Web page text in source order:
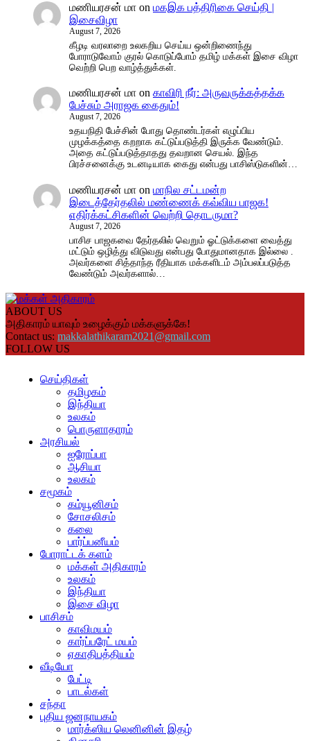
மணியரசன் மா on மகஇக பத்திரிகை செய்தி |
இசைவிழா
August 7, 2026
கீழடி வரலாறை உலகறிய செய்ய ஒன்றிணைந்து
போராடுவோம் குரல் கொடுப்போம் தமிழ் மக்கள் இசை விழா
வெற்றி பெற வாழ்த்துக்கள்.
மணியரசன் மா on காவிரி நீர்: அருவருக்கத்தக்க
பேச்சும் அராஜக கைதும்!
August 7, 2026
உதயநிதி பேச்சின் போது தொண்டர்கள் எழுப்பிய
முழக்கத்தை கறறாக கட்டுப்படுத்தி இருக்க வேண்டும்.
அதை கட்டுப்படுத்தாதது தவறான செயல். இந்த
பிரச்சனைக்கு உடனடியாக கைது என்பது பாசிஸ்டுகளின்…
மணியரசன் மா on மாநில சட்டமன்ற
இடைத்தேர்தலில் மண்ணைக் கவ்விய பாஜக!
எதிர்க்கட்சிகளின் வெற்றி தொடருமா?
August 7, 2026
பாசிச பாஜகவை தேர்தலில் வெறும் ஓட்டுக்களை வைத்து
மட்டும் ஒழித்து விடுவது என்பது போதுமானதாக இல்லை .
அவர்களை சித்தாந்த ரீதியாக மக்களிடம் அம்பலப்படுத்த
வேண்டும் அவர்களால்…
ABOUT US
அதிகாரம் யாவும் உழைக்கும் மக்களுக்கே!
Contact us: makkalathikaram2021@gmail.com
FOLLOW US
செய்திகள்
தமிழகம்
இந்தியா
உலகம்
பொருளாதாரம்
அரசியல்
ஐரோப்பா
ஆசியா
உலகம்
சமூகம்
கம்யூனிசம்
சோசலிசம்
கலை
பார்ப்பனீயம்
போராட்டக் களம்
மக்கள் அதிகாரம்
உலகம்
இந்தியா
இசை விழா
பாசிசம்
காவிமயம்
கார்ப்பரேட் மயம்
ஏகாதிபத்தியம்
வீடியோ
பேட்டி
பாடல்கள்
சந்தா
புதிய ஜனநாயகம்
மார்க்ஸிய லெனினின் இதழ்